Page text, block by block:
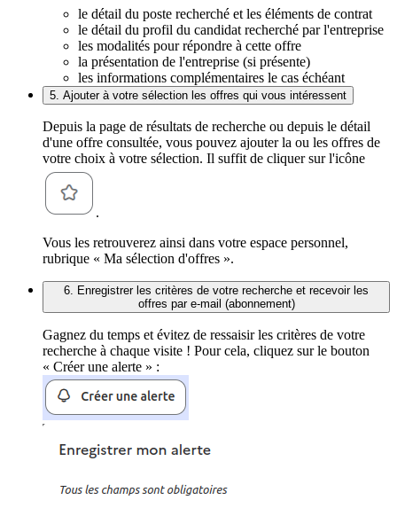
le détail du poste recherché et les éléments de contrat
le détail du profil du candidat recherché par l'entreprise
les modalités pour répondre à cette offre
la présentation de l'entreprise (si présente)
les informations complémentaires le cas échéant
5. Ajouter à votre sélection les offres qui vous intéressent
Depuis la page de résultats de recherche ou depuis le détail
d'une offre consultée, vous pouvez ajouter la ou les offres de
votre choix à votre sélection. Il suffit de cliquer sur l'icône
.
Vous les retrouverez ainsi dans votre espace personnel,
rubrique « Ma sélection d'offres ».
6. Enregistrer les critères de votre recherche et recevoir les
offres par e-mail (abonnement)
Gagnez du temps et évitez de ressaisir les critères de votre
recherche à chaque visite ! Pour cela, cliquez sur le bouton
« Créer une alerte » :